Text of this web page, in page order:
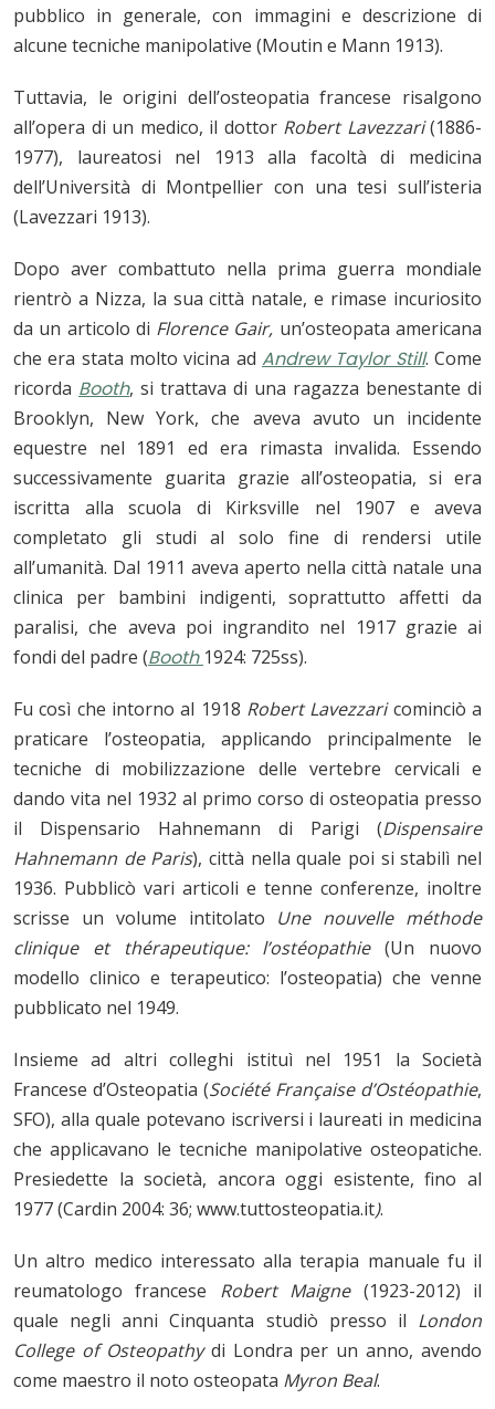
pubblico in generale, con immagini e descrizione di
alcune tecniche manipolative (Moutin e Mann 1913).
Tuttavia, le origini dell’osteopatia francese risalgono
all’opera di un medico, il dottor Robert Lavezzari(1886-
1977), laureatosi nel 1913 alla facoltà di medicina
dell’Università di Montpellier con una tesi sull’isteria
(Lavezzari 1913).
Dopo aver combattuto nella prima guerra mondiale
rientrò a Nizza, la sua città natale, e rimase incuriosito
da un articolo di Florence Gair, un’osteopata americana
che era stata molto vicina ad Andrew Taylor Still. Come
ricorda Booth, si trattava di una ragazza benestante di
Brooklyn, New York, che aveva avuto un incidente
equestre nel 1891 ed era rimasta invalida. Essendo
successivamente guarita grazie all’osteopatia, si era
iscritta alla scuola di Kirksville nel 1907 e aveva
completato gli studi al solo fine di rendersi utile
all’umanità. Dal 1911 aveva aperto nella città natale una
clinica per bambini indigenti, soprattutto affetti da
paralisi, che aveva poi ingrandito nel 1917 grazie ai
fondi del padre (Booth 1924: 725ss).
Fu così che intorno al 1918 Robert Lavezzaricominciò a
praticare l’osteopatia, applicando principalmente le
tecniche di mobilizzazione delle vertebre cervicali e
dando vita nel 1932 al primo corso di osteopatia presso
il Dispensario Hahnemann di Parigi (Dispensaire
Hahnemann de Paris), città nella quale poi si stabilì nel
1936. Pubblicò vari articoli e tenne conferenze, inoltre
scrisse un volume intitolato Une nouvelle méthode
clinique et thérapeutique: l’ostéopathie(Un nuovo
modello clinico e terapeutico: l’osteopatia) che venne
pubblicato nel 1949.
Insieme ad altri colleghi istituì nel 1951 la Società
Francese d’Osteopatia (Société Française d’Ostéopathie,
SFO), alla quale potevano iscriversi i laureati in medicina
che applicavano le tecniche manipolative osteopatiche.
Presiedette la società, ancora oggi esistente, fino al
1977 (Cardin 2004: 36; www.tuttosteopatia.it).
Un altro medico interessato alla terapia manuale fu il
reumatologo francese Robert Maigne (1923-2012) il
quale negli anni Cinquanta studiò presso il London
College of Osteopathy di Londra per un anno, avendo
come maestro il noto osteopata Myron Beal.